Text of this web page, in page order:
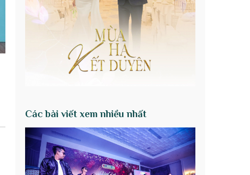
Các bài viết xem nhiều nhất